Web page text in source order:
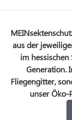
aus der
im
Generation.
Fliegengitter,
unser Öko-